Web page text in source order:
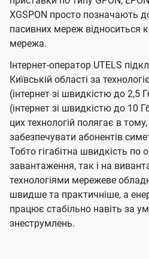
XGSPON просто позначають
пасивних мереж відноситься
мережа.
Інтернет-оператор UTELS
Київській області за
(інтернет зі швидкістю до 2,5
(інтернет зі швидкістю до 10
цих технологій полягає в
забезпечувати абонентів
Тобто гігабітна швидкість по
завантаження, так і на
технологіями мережеве
швидше та практичніше, а
працює стабільно навіть за
знеструмлень.